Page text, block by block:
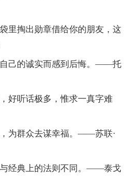
里掏出勋章借给你的朋友，这
己的诚实而感到后悔。——托
好听话极多，惟求一真字难
为群众去谋幸福。——苏联·
经典上的法则不同。——泰戈